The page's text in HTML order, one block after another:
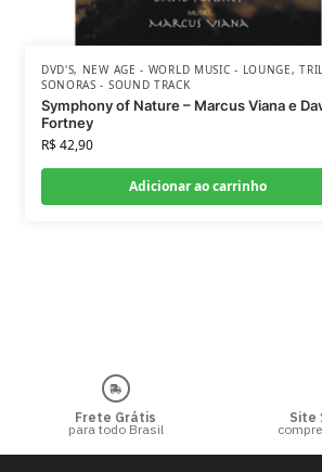
DVD'S, NEW AGE - WORLD MUSIC - LOUNGE,
SONORAS - SOUND TRACK
Symphony of Nature – Marcus Viana e
Fortney
R$42,90
Adicionar ao carrinho
Frete Grátis
para todo Brasil
Site